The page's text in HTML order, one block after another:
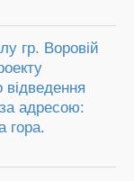
гр. Воровій
адресою:
гора.